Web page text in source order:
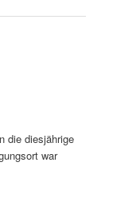
die diesjährige
war